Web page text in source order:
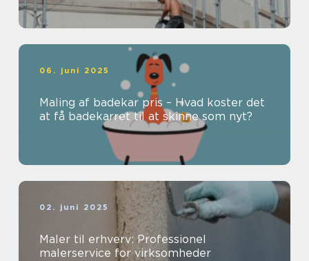
06. juni 2025
Maling af badekar pris – Hvad koster det
at få badekarret til at skinne som nyt?
02. juni 2025
Maler til erhverv: Professionel
malerservice for virksomheder